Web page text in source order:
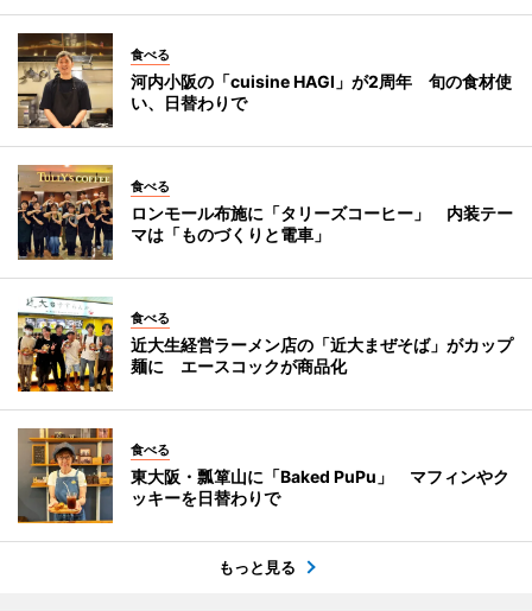
食べる
河内小阪の「cuisine HAGI」が2周年 旬の食材使
い、日替わりで
食べる
ロンモール布施に「タリーズコーヒー」 内装テー
マは「ものづくりと電車」
食べる
近大生経営ラーメン店の「近大まぜそば」がカップ
麺に エースコックが商品化
食べる
東大阪・瓢箪山に「Baked PuPu」 マフィンやク
ッキーを日替わりで
もっと見る